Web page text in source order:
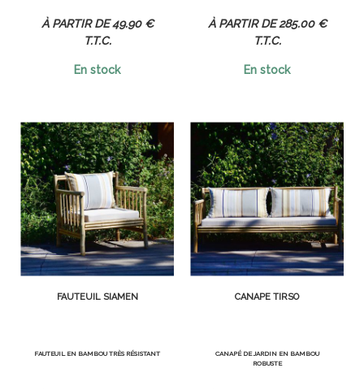
49.90 €
T.T.C.
En stock
285.00 €
T.T.C.
En stock
FAUTEUIL SIAMEN
FAUTEUIL EN BAMBOU TRÈS RÉSISTANT
CANAPÉ TIRSO
CANAPÉ DE JARDIN EN BAMBOU
ROBUSTE